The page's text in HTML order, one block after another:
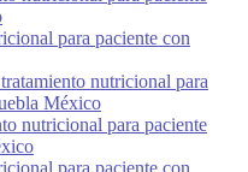
para paciente con
nutricional para
México
nutricional para paciente
para paciente con